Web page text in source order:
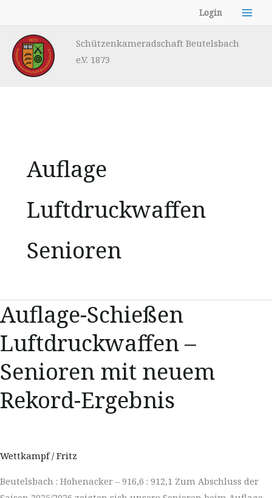
Inhalt
springen
Login
Schützenkameradschaft Beutelsbach
e.V. 1873
Auflage
Luftdruckwaffen
Senioren
Auflage-Schießen
Luftdruckwaffen –
Senioren mit neuem
Rekord-Ergebnis
Wettkampf/ Fritz
Beutelsbach : Hohenacker – 916,6 : 912,1 Zum Abschluss der